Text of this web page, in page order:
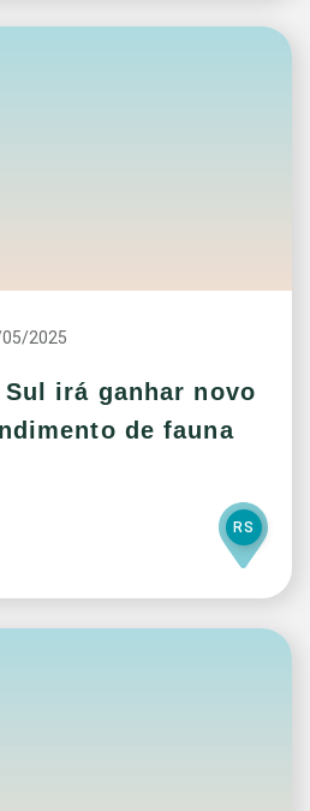
2025
irá ganhar novo
de fauna
RS